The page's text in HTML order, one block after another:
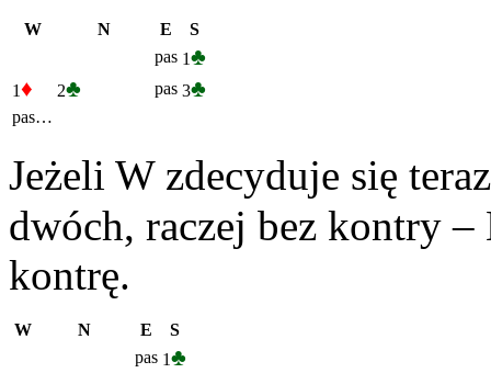
W N E
S
pas 1♣
1♦ 2♣ pas 3♣
pas…
Jeżeli W zdecyduje się
dwóch, raczej bez kontry –
kontrę.
W N E
S
pas 1♣